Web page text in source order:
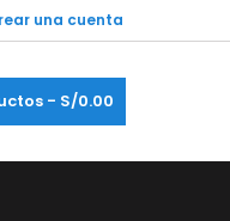
una cuenta
- S/0.00